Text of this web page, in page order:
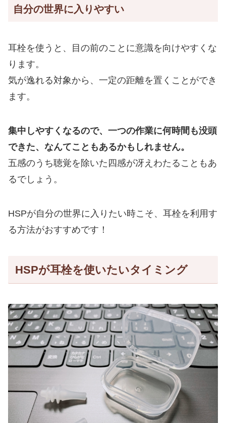
自分の世界に入りやすい
耳栓を使うと、目の前のことに意識を向けやすくな
ります。
気が逸れる対象から、一定の距離を置くことができ
ます。
集中しやすくなるので、一つの作業に何時間も没頭
できた、なんてこともあるかもしれません。
五感のうち聴覚を除いた四感が冴えわたることもあ
るでしょう。
HSPが自分の世界に入りたい時こそ、耳栓を利用す
る方法がおすすめです！
HSPが耳栓を使いたいタイミング